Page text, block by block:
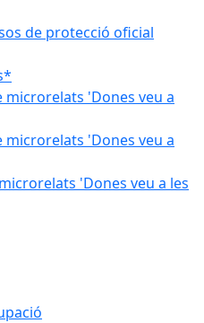
de protecció oficial
microrelats 'Dones veu a
microrelats 'Dones veu a
'Dones veu a les